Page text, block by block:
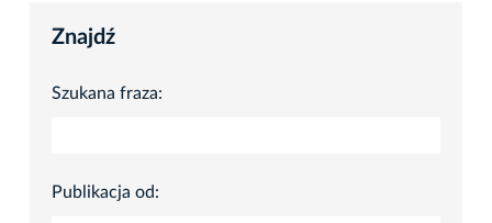
Znajdź
Szukana fraza:
Publikacja od: